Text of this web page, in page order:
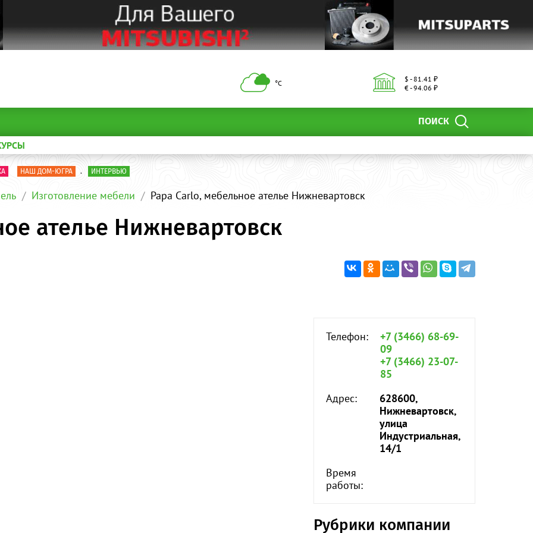
°С
$ - 81.41 ₽
€ - 94.06 ₽
ПОИСК
НАШ ДОМ-ЮГРА . ИНТЕРВЬЮ
Изготовление мебели Papa Carlo, мебельное ателье Нижневартовск
ателье Нижневартовск
Телефон:
+7 (3466) 68-69-
09
+7 (3466) 23-07-
85
Адрес:
628600,
Нижневартовск,
улица
Индустриальная,
14/1
Время
работы:
Рубрики компании